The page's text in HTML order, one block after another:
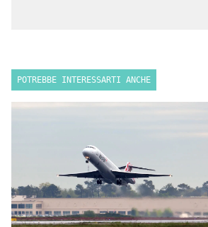
POTREBBE INTERESSARTI ANCHE